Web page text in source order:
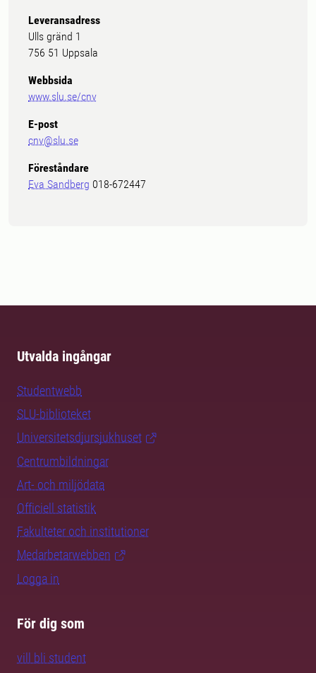
Leveransadress
Ulls gränd 1
756 51 Uppsala
Webbsida
www.slu.se/cnv
E-post
cnv@slu.se
Föreståndare
Eva Sandberg 018-672447
Utvalda ingångar
Studentwebb
SLU-biblioteket
Universitetsdjursjukhuset
Centrumbildningar
Art- och miljödata
Officiell statistik
Fakulteter och institutioner
Medarbetarwebben
Logga in
För dig som
vill bli student